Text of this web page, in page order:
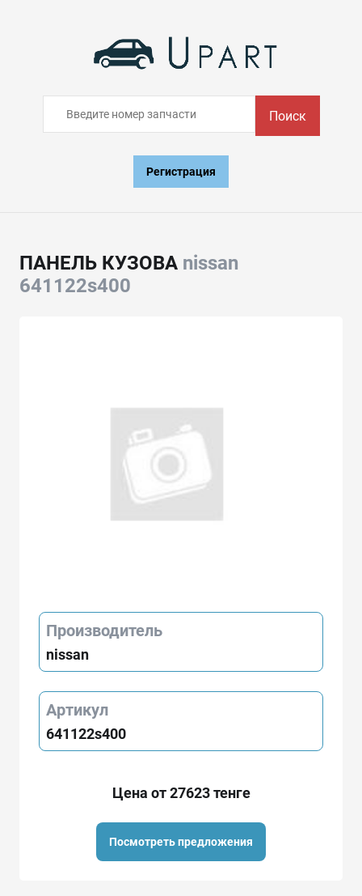
Поиск
Регистрация
ПАНЕЛЬ КУЗОВА nissan
641122s400
Производитель
nissan
Артикул
641122s400
Цена от 27623 тенге
Посмотреть предложения